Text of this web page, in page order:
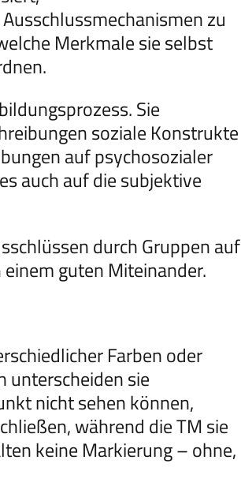
zu
Merkmale sie selbst
Sie
soziale Konstrukte
auf psychosozialer
auch auf die subjektive
durch Gruppen auf
guten Miteinander.
Farben oder
unterscheiden sie
nicht sehen können,
während die TM sie
keine Markierung – ohne,